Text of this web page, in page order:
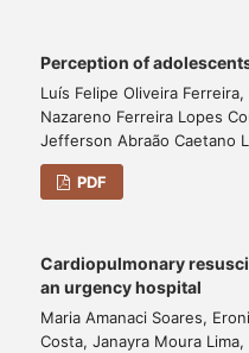
Perception of
Luís Felipe Oliveira
Nazareno Ferreira Lopes
Jefferson Abraão Caetano
PDF
Cardiopulmonary
an urgency hospital
Maria Amanaci Soares,
Costa, Janayra Moura